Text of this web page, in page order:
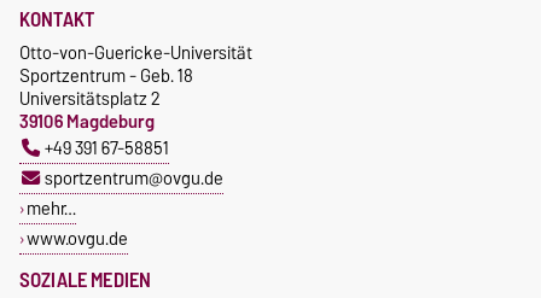
SOZIALE MEDIEN
KONTAKT
Otto-von-Guericke-Universität
Sportzentrum - Geb. 18
Universitätsplatz 2
39106 Magdeburg
+49 391 67-58851
sportzentrum@ovgu.de
mehr…
www.ovgu.de